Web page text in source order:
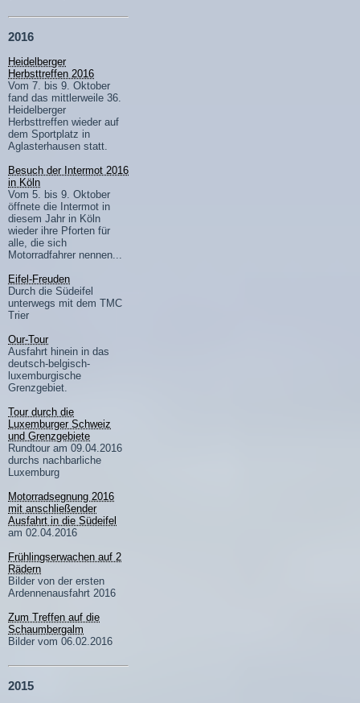
2016
Heidelberger
Herbsttreffen 2016
Vom 7. bis 9. Oktober
fand das mittlerweile 36.
Heidelberger
Herbsttreffen wieder auf
dem Sportplatz in
Aglasterhausen statt.
Besuch der Intermot 2016
in Köln
Vom 5. bis 9. Oktober
öffnete die Intermot in
diesem Jahr in Köln
wieder ihre Pforten für
alle, die sich
Motorradfahrer nennen...
Eifel-Freuden
Durch die Südeifel
unterwegs mit dem TMC
Trier
Our-Tour
Ausfahrt hinein in das
deutsch-belgisch-
luxemburgische
Grenzgebiet.
Tour durch die
Luxemburger Schweiz
und Grenzgebiete
Rundtour am 09.04.2016
durchs nachbarliche
Luxemburg
Motorradsegnung 2016
mit anschließender
Ausfahrt in die Südeifel
am 02.04.2016
Frühlingserwachen auf 2
Rädern
Bilder von der ersten
Ardennenausfahrt 2016
Zum Treffen auf die
Schaumbergalm
Bilder vom 06.02.2016
2015